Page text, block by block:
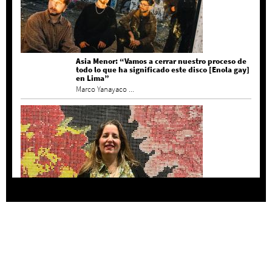
Asia Menor: “Vamos a cerrar nuestro proceso de
todo lo que ha significado este disco [Enola gay]
en Lima”
Marco Yanayaco ...